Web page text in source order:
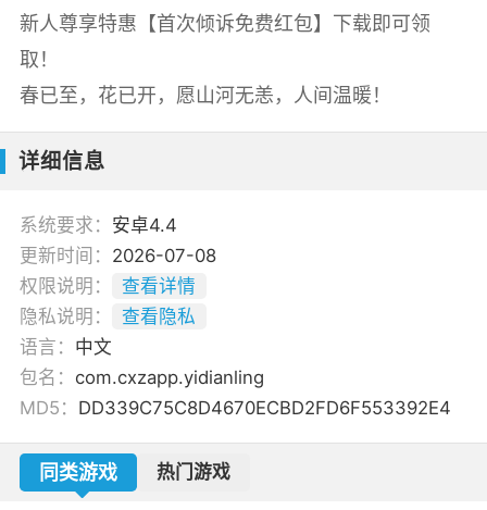
新人尊享特惠【首次倾诉免费红包】下载即可领
取！
春已至，花已开，愿山河无恙，人间温暖！
详细信息
系统要求： 安卓4.4
更新时间： 2026-07-08
权限说明：
查看详情
隐私说明：
查看隐私
语言： 中文
包名： com.cxzapp.yidianling
MD5： DD339C75C8D4670ECBD2FD6F553392E4
同类游戏 热门游戏